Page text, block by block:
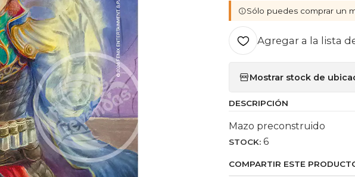
Sólo puedes comprar un
Agregar a la lista
Mostrar stock de
DESCRIPCIÓN
Mazo preconstruido
STOCK: 6
COMPARTIR ESTE